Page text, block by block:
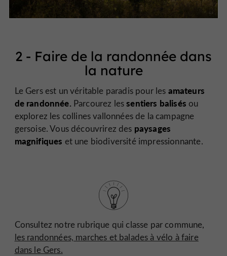
2 - Faire de la randonnée dans
la nature
Le Gers est un véritable paradis pour les amateurs
de randonnée. Parcourez lessentiers balisés ou
explorez les collines vallonnées de la campagne
gersoise. Vous découvrirez des paysages
magnifiques et une biodiversité impressionnante.
Consultez notre rubrique qui classe par commune,
les randonnées, marches et balades à vélo à faire
dans le Gers.